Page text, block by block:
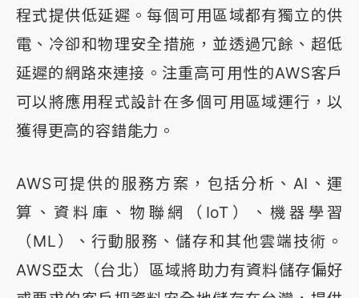
程式提供低延遲。每個可用區域都有獨立的供
電、冷卻和物理安全措施，並透過冗餘、超低
延遲的網路來連接。注重高可用性的AWS客戶
可以將應用程式設計在多個可用區域運行，以
獲得更高的容錯能力。
AWS可提供的服務方案，包括分析、AI、運
算、資料庫、物聯網（IoT）、機器學習
（ML）、行動服務、儲存和其他雲端技術。
AWS亞太（台北）區域將助力有資料儲存偏好